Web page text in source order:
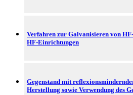
Verfahren zur Galvanisieren von
HF-Einrichtungen
Gegenstand mit
Herstellung sowie Verwendung des